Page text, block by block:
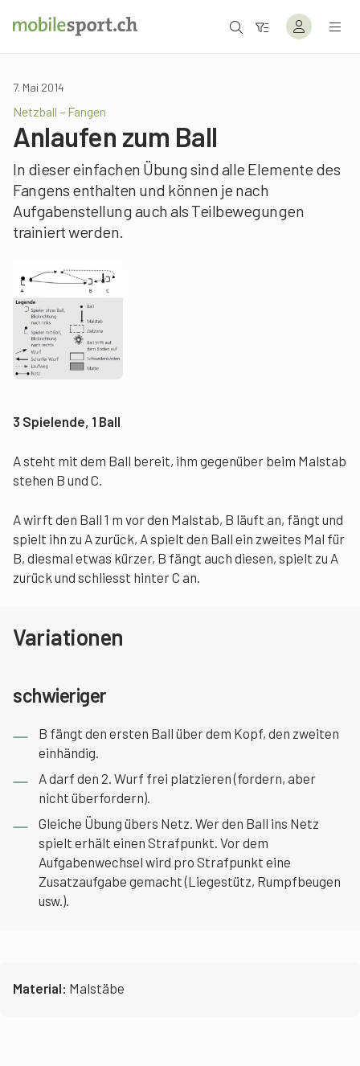
7. Mai 2014
Netzball – Fangen
Anlaufen zum Ball
In dieser einfachen Übung sind alle Elemente des
Fangens enthalten und können je nach
Aufgabenstellung auch als Teilbewegungen
trainiert werden.
3 Spielende, 1 Ball
A steht mit dem Ball bereit, ihm gegenüber beim Malstab
stehen B und C.
A wirft den Ball 1 m vor den Malstab, B läuft an, fängt und
spielt ihn zu A zurück, A spielt den Ball ein zweites Mal für
B, diesmal etwas kürzer, B fängt auch diesen, spielt zu A
zurück und schliesst hinter C an.
Variationen
schwieriger
B fängt den ersten Ball über dem Kopf, den zweiten
einhändig.
A darf den 2. Wurf frei platzieren (fordern, aber
nicht überfordern).
Gleiche Übung übers Netz. Wer den Ball ins Netz
spielt erhält einen Strafpunkt. Vor dem
Aufgabenwechsel wird pro Strafpunkt eine
Zusatzaufgabe gemacht (Liegestütz, Rumpfbeugen
usw.).
Material: Malstäbe